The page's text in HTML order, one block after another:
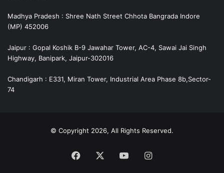
Madhya Pradesh : Shree Nath Street Chhota Bangrada Indore
(MP) 452006
Jaipur : Gopal Koshik B-9 Jawahar Tower, AC-4, Sawai Jai Singh
Highway, Banipark, Jaipur-302016
Chandigarh : E331, Miran Tower, Industrial Area Phase 8b,Sector-
74
© Copyright 2026, All Rights Reserved.
Facebook YouTubeInstagram